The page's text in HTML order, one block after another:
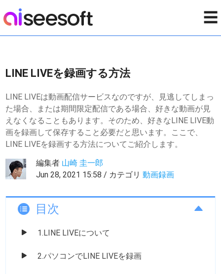
☰
LINE LIVEを録画する方法
LINE LIVEは動画配信サービスなのですが、見逃してしまっ
た場合、または期間限定配信である場合、好きな動画が見
えなくなることもあります。そのため、好きなLINE LIVE動
画を録画して保存すること必要だと思います。ここで、
LINE LIVEを録画する方法についてご紹介します。
編集者 山崎 圭一郎
Jun 28, 2021 15:58 / カテゴリ動画録画
目次
1.LINE LIVEについて
2.パソコンでLINE LIVEを録画